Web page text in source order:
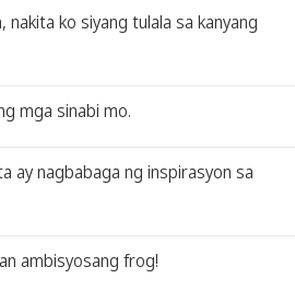
nakita ko siyang tulala sa kanyang
mga sinabi mo.
ay nagbabaga ng inspirasyon sa
ambisyosang frog!